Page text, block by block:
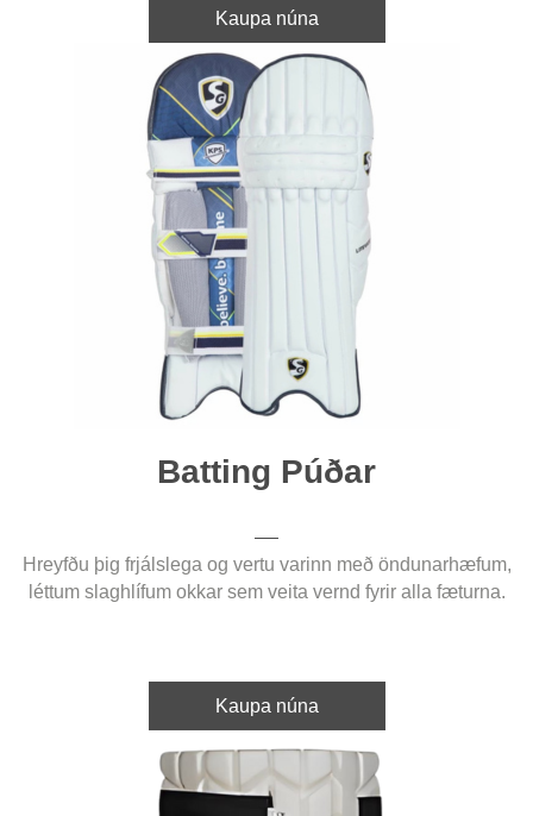
Kaupa núna
Batting Púðar
Hreyfðu þig frjálslega og vertu varinn með öndunarhæfum,
léttum slaghlífum okkar sem veita vernd fyrir alla fæturna.
Kaupa núna